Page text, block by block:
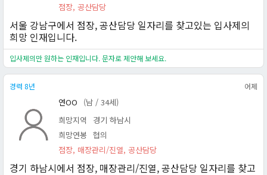
점장, 공산담당
서울 강남구에서 점장, 공산담당 일자리를 찾고있는 입사제의
희망 인재입니다.
입사제의만 원하는 인재입니다. 문자로 제안해 보세요.
경력 8년 어제
연OO
(남 / 34세)
희망지역
경기 하남시
희망연봉 협의
점장, 매장관리/진열, 공산담당
경기 하남시에서 점장, 매장관리/진열, 공산담당 일자리를 찾고